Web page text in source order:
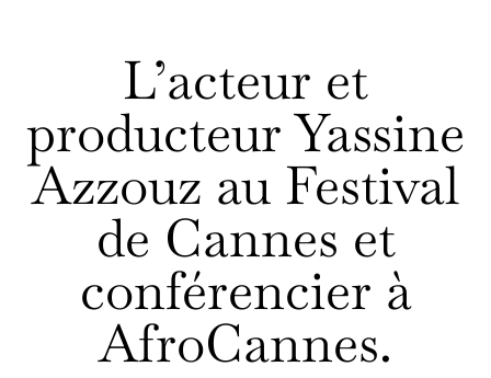
L’acteur et
producteur Yassine
Azzouz au Festival
de Cannes et
conférencier à
AfroCannes.